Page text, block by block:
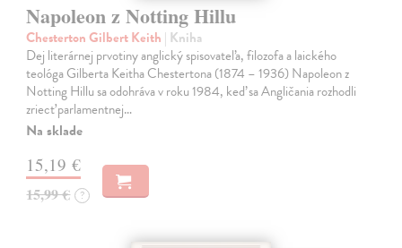
Napoleon z Notting Hillu
Chesterton Gilbert Keith | Kniha
Dej literárnej prvotiny anglický spisovateľa, filozofa a laického
teológa Gilberta Keitha Chestertona (1874 – 1936) Napoleon z
Notting Hillu sa odohráva v roku 1984, keď sa Angličania rozhodli
zriecť parlamentnej…
Na sklade
15,19 €
15,99 € ?